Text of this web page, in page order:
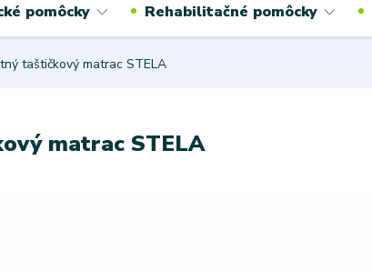
pomôcky Rehabilitačné pomôcky
taštičkový matrac STELA
matrac STELA